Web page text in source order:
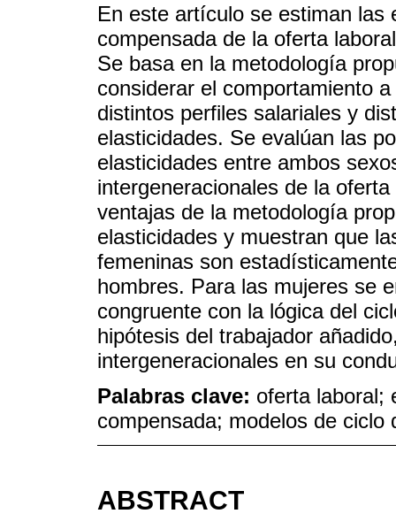
En este artículo se estiman las
compensada de la oferta
Se basa en la metodología
considerar el comportamiento
distintos perfiles salariales y
elasticidades. Se evalúan las
elasticidades entre ambos
intergeneracionales de la
ventajas de la metodología
elasticidades y muestran que
femeninas son
hombres. Para las mujeres se
congruente con la lógica del
hipótesis del trabajador
intergeneracionales en su
Palabras clave: oferta laboral;
compensada; modelos de ciclo
ABSTRACT